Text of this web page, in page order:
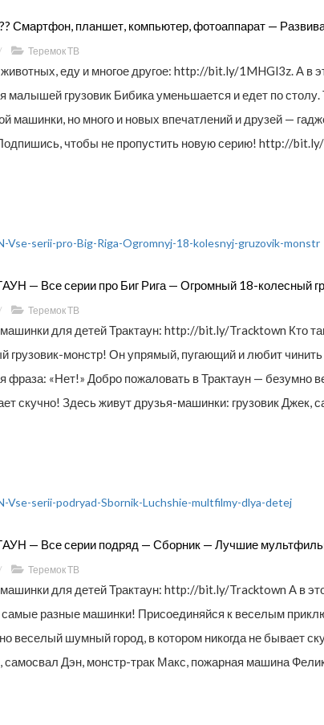
Смартфон, планшет, компьютер, фотоаппарат —
/ Теремок ТВ
еду и многое другое: http://bit.ly/1MHGl3z. А в
грузовик Бибика уменьшается и едет по столу.
машинки, но много и новых впечатлений и друзей —
чтобы не пропустить новую серию! http://
— Все серии про Биг Рига — Огромный 18-колесный
/ Теремок ТВ
для детей Трактаун: http://bit.ly/Tracktown Кто
грузовик-монстр! Он упрямый, пугающий и любит чинить
фраза: «Нет!» Добро пожаловать в Трактаун — безумно
скучно! Здесь живут друзья-машинки: грузовик Джек,
— Все серии подряд — Сборник — Лучшие
/ Теремок ТВ
для детей Трактаун: http://bit.ly/Tracktown А в
самые разные машинки! Присоединяйся к веселым
веселый шумный город, в котором никогда не бывает
самосвал Дэн, монстр-трак Макс, пожарная машина